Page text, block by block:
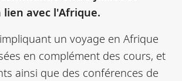
lien avec l'Afrique.
un voyage en Afrique
en complément des cours, et
ainsi que des conférences de